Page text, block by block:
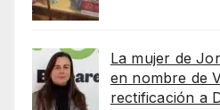
La mujer de
en nombre de
rectificación a